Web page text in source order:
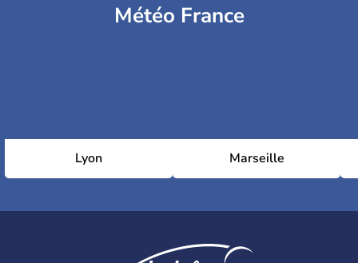
Météo France
Lyon Marseille